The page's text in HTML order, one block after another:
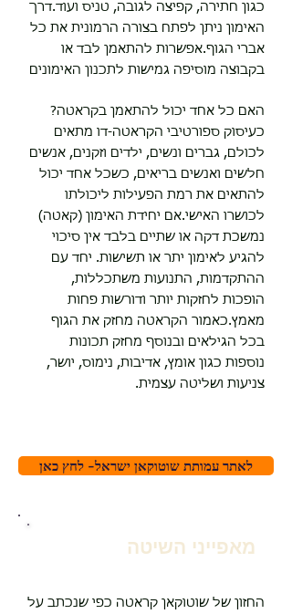
כגון חתירה, קפיצה לגובה, טניס ועוד.דרך
האימון ניתן לפתח בצורה הרמונית את כל
אברי הגוף.אפשרות להתאמן לבד או
בקבוצה מוסיפה גמישות לתכנון האימונים
האם כל אחד יכול להתאמן בקראטה?
כעיסוק ספורטיבי הקראטה-דו מתאים
לכולם, גברים ונשים, ילדים וזקנים, אנשים
חלשים ואנשים בריאים, כשכל אחד יכול
להתאים את רמת הפעילות ליכולתו
לכושרו האישי.אם יחידת האימון (קאטה)
נמשכת דקה או שתיים בלבד אין סיכוי
להגיע לאימון יתר או תשישות. יחד עם
ההתקדמות, התנועות משתכללות,
הופכות לחזקות יותר ודורשות פחות
מאמץ.כאמור הקראטה מחזק את הגוף
בכל הגילאים ובנוסף מחזק תכונות
נוספות כגון אומץ, אדיבות, נימוס, יושר,
צניעות ושליטה עצמית.
לאתר עמותת שוטוקאן ישראל- לחץ כאן
​מאפייני השיטה
החזון של שוטוקאן קראטה כפי שנכתב על